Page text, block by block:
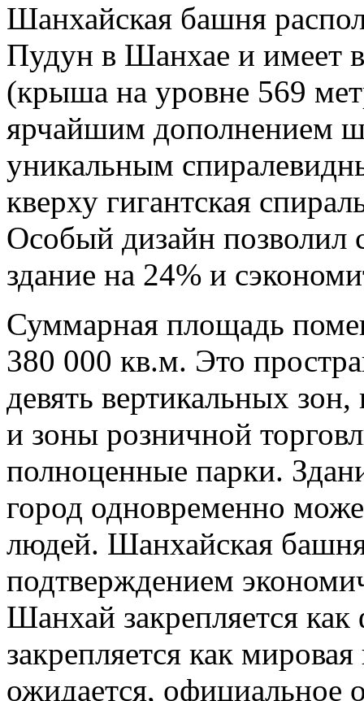
Шанхайская башня
Пудун в Шанхае и имеет
(крыша на уровне 569
ярчайшим дополнением
уникальным
кверху гигантская
Особый дизайн позволил
здание на 24% и
Суммарная площадь
380 000 кв.м. Это
девять вертикальных
и зоны розничной
полноценные парки.
город одновременно
людей. Шанхайская
подтверждением
Шанхай закрепляется
закрепляется как
ожидается, официальное